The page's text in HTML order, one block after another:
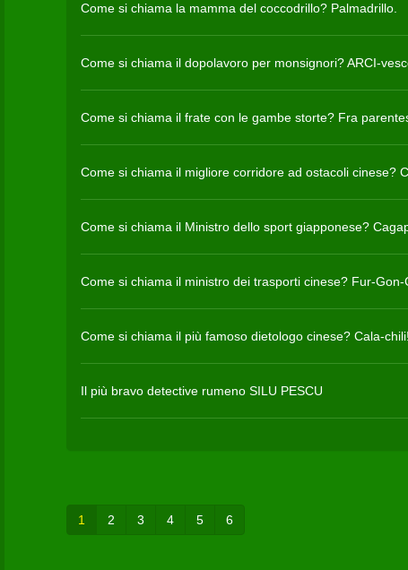
Come si chiama la mamma del coccodrillo? Palmadrillo.
Come si chiama il dopolavoro per monsignori? ARCI-
Come si chiama il frate con le gambe storte? Fra
Come si chiama il migliore corridore ad ostacoli cinese?
Come si chiama il Ministro dello sport giapponese?
Come si chiama il ministro dei trasporti cinese? Fur-Gon-
Come si chiama il più famoso dietologo cinese? Cala-chili!
Il più bravo detective rumeno SILU PESCU
1 2 3 4 5 6